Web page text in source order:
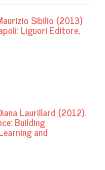
Sibilio (2013)
Liguori Editore,
Laurillard (2012).
Building
and